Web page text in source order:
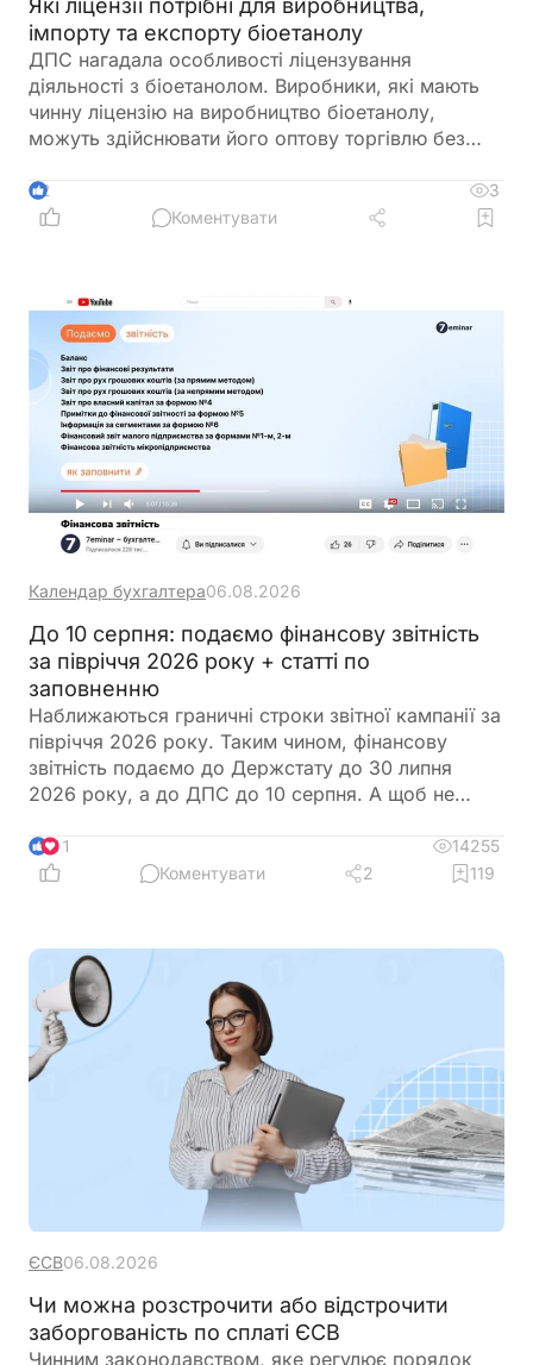
Які ліцензії потрібні для виробництва,
імпорту та експорту біоетанолу
ДПС нагадала особливості ліцензування
діяльності з біоетанолом. Виробники, які мають
чинну ліцензію на виробництво біоетанолу,
можуть здійснювати його оптову торгівлю без
імпорту, експорту та інших операцій із
біоетанолом закон встановлює окремі вимоги, а
2
3
Коментувати
Календар бухгалтера06.08.2026
До 10 серпня: подаємо фінансову звітність
за півріччя 2026 року + статті по
заповненню
Наближаються граничні строки звітної кампанії за
півріччя 2026 року. Таким чином, фінансову
звітність подаємо до Держстату до 30 липня
2026 року, а до ДПС до 10 серпня. А щоб не
одному місці
11
14255
Коментувати
2 119
ЄСВ06.08.2026
Чи можна розстрочити або відстрочити
заборгованість по сплаті ЄСВ
Чинним законодавством, яке регулює порядок